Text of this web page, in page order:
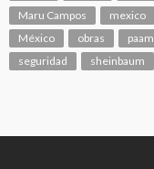
Maru Campos
mexico
México
obras paam
seguridad
sheinbaum